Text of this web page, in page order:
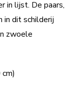
in lijst. De paars,
in dit schilderij
zwoele